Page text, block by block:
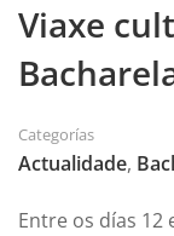
Viaxe
Categorías
Actualidade,
Entre os días